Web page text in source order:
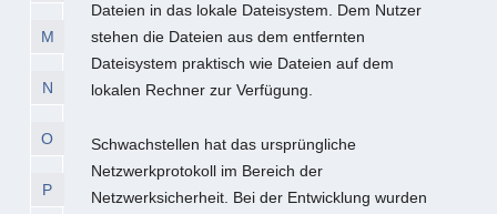
M
N
O
P
Dateien in das lokale Dateisystem. Dem Nutzer
stehen die Dateien aus dem entfernten
Dateisystem praktisch wie Dateien auf dem
lokalen Rechner zur Verfügung.
Schwachstellen hat das ursprüngliche
Netzwerkprotokoll im Bereich der
Netzwerksicherheit. Bei der Entwicklung wurden